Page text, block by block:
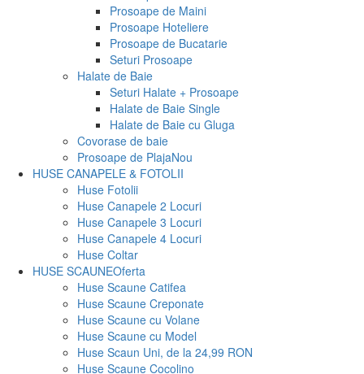
Prosoape de Maini
Prosoape Hoteliere
Prosoape de Bucatarie
Seturi Prosoape
Halate de Baie
Seturi Halate + Prosoape
Halate de Baie Single
Halate de Baie cu Gluga
Covorase de baie
Prosoape de PlajaNou
HUSE CANAPELE & FOTOLII
Huse Fotolii
Huse Canapele 2 Locuri
Huse Canapele 3 Locuri
Huse Canapele 4 Locuri
Huse Coltar
HUSE SCAUNEOferta
Huse Scaune Catifea
Huse Scaune Creponate
Huse Scaune cu Volane
Huse Scaune cu Model
Huse Scaun Uni, de la 24,99 RON
Huse Scaune Cocolino